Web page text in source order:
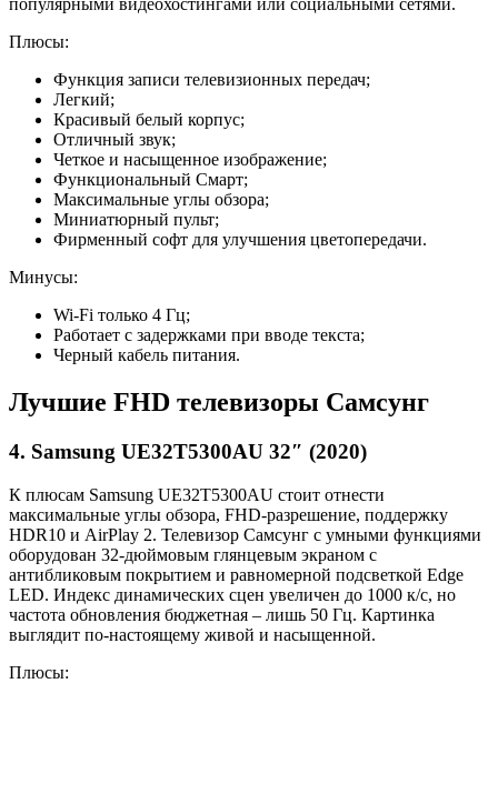
популярными видеохостингами или социальными сетями.
Плюсы:
Функция записи телевизионных передач;
Легкий;
Красивый белый корпус;
Отличный звук;
Четкое и насыщенное изображение;
Функциональный Смарт;
Максимальные углы обзора;
Миниатюрный пульт;
Фирменный софт для улучшения цветопередачи.
Минусы:
Wi-Fi только 4 Гц;
Работает с задержками при вводе текста;
Черный кабель питания.
Лучшие FHD телевизоры Самсунг
4. Samsung UE32T5300AU 32″ (2020)
К плюсам Samsung UE32T5300AU стоит отнести
максимальные углы обзора, FHD-разрешение, поддержку
HDR10 и AirPlay 2. Телевизор Самсунг с умными функциями
оборудован 32-дюймовым глянцевым экраном с
антибликовым покрытием и равномерной подсветкой Edge
LED. Индекс динамических сцен увеличен до 1000 к/с, но
частота обновления бюджетная – лишь 50 Гц. Картинка
выглядит по-настоящему живой и насыщенной.
Плюсы: